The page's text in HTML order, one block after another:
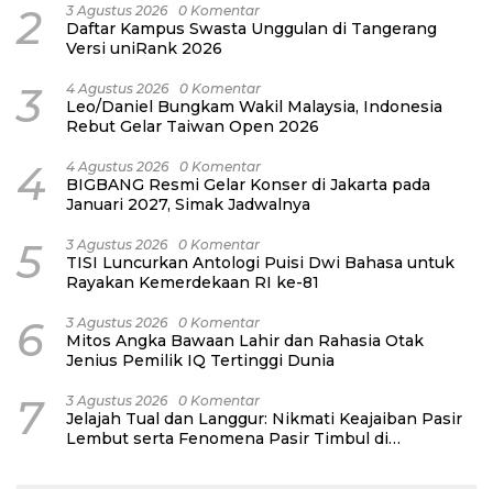
2 3 Agustus 2026 0 Komentar
Daftar Kampus Swasta Unggulan di Tangerang
Versi uniRank 2026
3 4 Agustus 2026 0 Komentar
Leo/Daniel Bungkam Wakil Malaysia, Indonesia
Rebut Gelar Taiwan Open 2026
4 4 Agustus 2026 0 Komentar
BIGBANG Resmi Gelar Konser di Jakarta pada
Januari 2027, Simak Jadwalnya
5 3 Agustus 2026 0 Komentar
TISI Luncurkan Antologi Puisi Dwi Bahasa untuk
Rayakan Kemerdekaan RI ke-81
6 3 Agustus 2026 0 Komentar
Mitos Angka Bawaan Lahir dan Rahasia Otak
Jenius Pemilik IQ Tertinggi Dunia
7 3 Agustus 2026 0 Komentar
Jelajah Tual dan Langgur: Nikmati Keajaiban Pasir
Lembut serta Fenomena Pasir Timbul di